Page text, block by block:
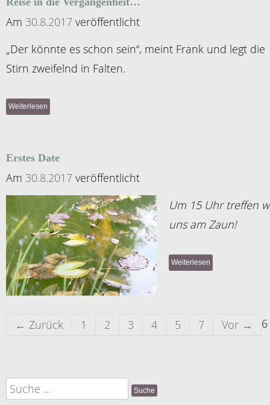
Am 30.8.2017 veröffentlicht
„Der könnte es schon sein“, meint Frank und legt die
Stirn zweifelnd in Falten.
Weiterlesen
Erstes Date
Am 30.8.2017 veröffentlicht
Um 15 Uhr treffen
uns am Zaun!
Weiterlesen
← Zurück 1 2 3 4 5 6
7 Vor →
Suche
nach: